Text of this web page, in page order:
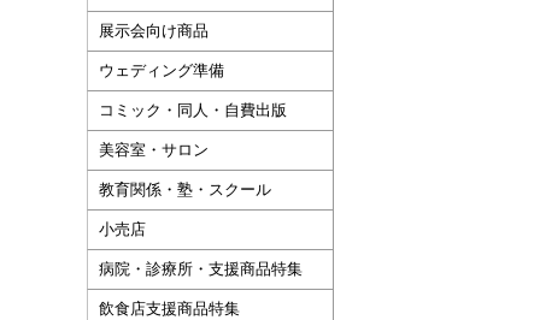
展示会向け商品
ウェディング準備
コミック・同人・自費出版
美容室・サロン
教育関係・塾・スクール
小売店
病院・診療所・支援商品特集
飲食店支援商品特集